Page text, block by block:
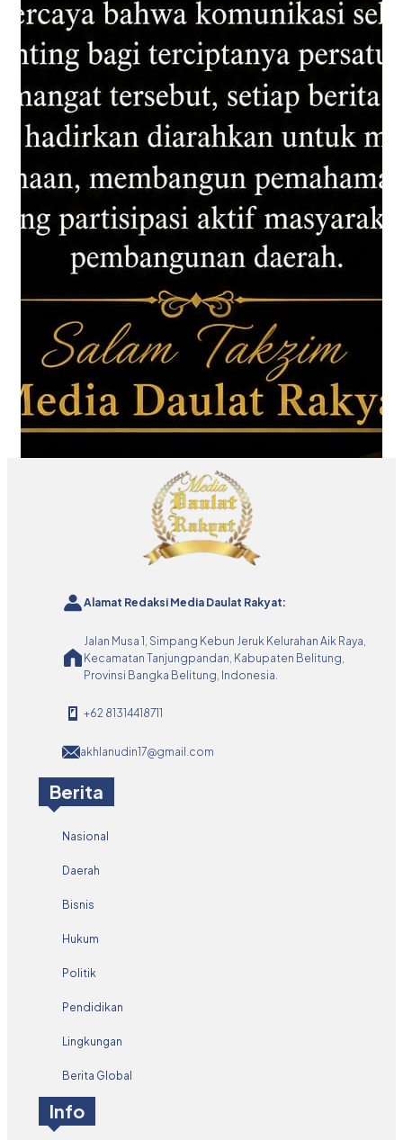
Alamat Redaksi Media Daulat Rakyat:
Jalan Musa 1, Simpang Kebun Jeruk Kelurahan Aik Raya,
Kecamatan Tanjungpandan, Kabupaten Belitung,
Provinsi Bangka Belitung, Indonesia.
+62 81314418711
akhlanudin17@gmail.com
Berita
Nasional
Daerah
Bisnis
Hukum
Politik
Pendidikan
Lingkungan
Berita Global
Info